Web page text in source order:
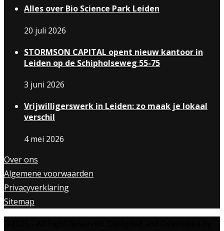
Alles over Bio Science Park Leiden
20 juli 2026
STORMSON CAPITAL opent nieuw kantoor in
Leiden op de Schipholseweg 55-75
3 juni 2026
Vrijwilligerswerk in Leiden: zo maak je lokaal
verschil
4 mei 2026
Over ons
Algemene voorwaarden
Privacyverklaring
Sitemap